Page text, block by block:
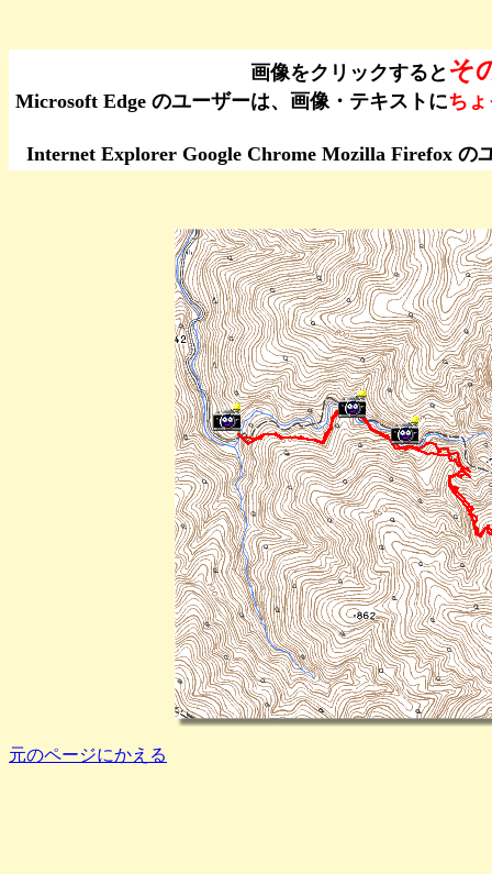
画像をクリックすると そ
Microsoft Edge のユーザーは、画像・テキストにち
Internet Explorer Google Chrome Mozilla Firefox の
元のページにかえる